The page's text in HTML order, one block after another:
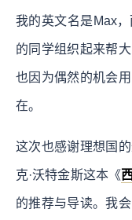
我的英文名是Max
的同学组织起来帮
也因为偶然的机会
在。
这次也感谢理想国
克·沃特金斯这本《
的推荐与导读。我